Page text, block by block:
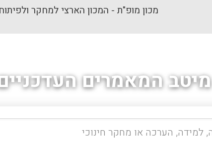
מכון מופ"ת - המכון הארצי למחקר
מיטב המאמרים